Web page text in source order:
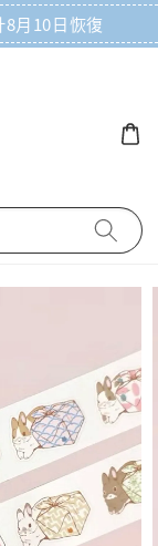
月10日恢復